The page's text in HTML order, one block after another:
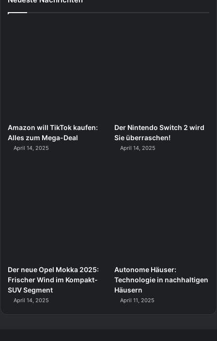
Amazon will TikTok kaufen:
Alles zum Mega-Deal
April 14, 2025
Der Nintendo Switch 2 wird
Sie überraschen!
April 14, 2025
Der neue Opel Mokka 2025:
Frischer Wind im Kompakt-
SUV Segment
April 14, 2025
Autonome Häuser:
Technologie in nachhaltigen
Häusern
April 11, 2025